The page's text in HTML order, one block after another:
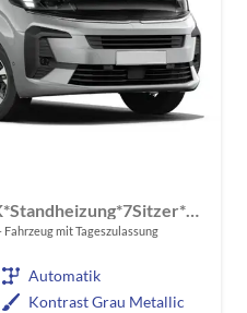
GS (M) 2.2D 8AT 180 AHK*Standheizung*7Sitzer*Leder*Android Auto*Navi*SHZ*Kamera
Fahrzeug mit Tageszulassung
Automatik
Kontrast Grau Metallic